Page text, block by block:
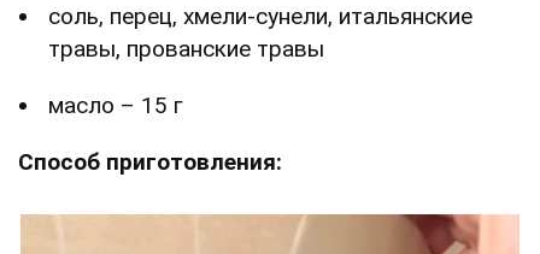
соль, перец, хмели-сунели, итальянские
травы, прованские травы
масло – 15 г
Способ приготовления: